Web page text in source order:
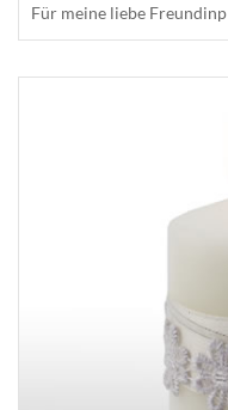
Für meine liebe Freundinp